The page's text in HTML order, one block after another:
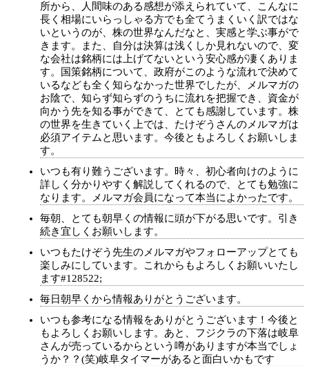
所から、人間味のある感想が添えられていて、こんなに
長く相場にいらっしゃる方でも全てうまくいく訳ではな
いというのが、株の世界なんだなと、実感と学ぶ事がで
きます。また、自分は決算は浅くしか見れないので、変
な会社は銘柄には上げてないという安心感が凄くありま
す。国策銘柄について、政府がこのような流れで決めて
いるなども全く知らなかった世界でしたが、メルマガの
お陰で、知らず知らずのうちに流れを把握でき、資金が
向かう先を知る事ができて、とても感謝しています。株
の世界を生きていく上では、たけぞうさんのメルマガは
必須アイテムと思います。今後ともよろしくお願いしま
す。
いつも有り難うございます。時々、初心者向けのように
詳しく分かりやすく解説してくれるので、とても勉強に
なります。メルマガ会員になって本当によかったです。
毎朝、とても朝早くの情報に頭が下がる思いです。引き
続き宜しくお願いします。
いつもたけぞう先生のメルマガやフォローアップとても
楽しみにしています。これからもよろしくお願いいたし
ます#128522;
毎日朝早くから情報ありがとうございます。
いつも参考になる情報をありがとうございます！今後と
もよろしくお願いします。あと、フジクラの下落は岐阜
さんが売っているからという噂がありますが本当でしょ
うか？？(笑)岐阜タイマーがあると面白いかもです